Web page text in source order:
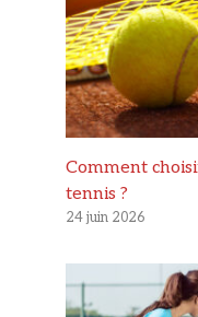
Comment
tennis ?
24 juin 2026